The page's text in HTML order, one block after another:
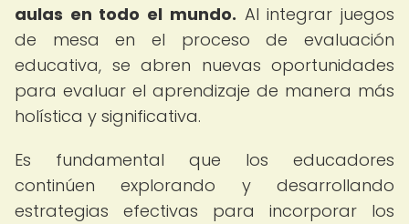
aulas en todo el mundo. Al integrar juegos
de mesa en el proceso de evaluación
educativa, se abren nuevas oportunidades
para evaluar el aprendizaje de manera más
holística y significativa.
Es fundamental que los educadores
continúen explorando y desarrollando
estrategias efectivas para incorporar los